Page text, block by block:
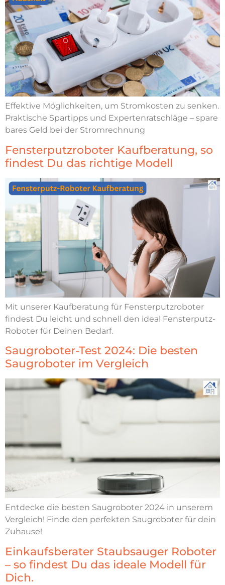
Effektive Möglichkeiten, um Stromkosten zu senken.
Praktische Spartipps und Expertenratschläge – spare
bares Geld bei der Stromrechnung
Fensterputzroboter Kaufberatung, so
findest Du das richtige Modell
Mit unserer Kaufberatung für Fensterputzroboter
findest Du leicht und schnell den ideal Fensterputz-
Roboter für Deinen Bedarf.
Saugroboter-Test 2024: Die besten
Saugroboter im Vergleich
Entdecke die besten Saugroboter 2024 in unserem
Vergleich! Finde den perfekten Saugroboter für dein
Zuhause!
Einkaufsberater Staubsauger Roboter
– so findest Du das ideale Modell für
Dich.